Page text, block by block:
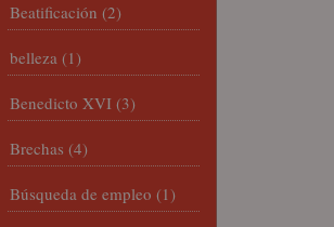
Beatificación (2)
belleza (1)
Benedicto XVI (3)
Brechas (4)
Búsqueda de empleo (1)